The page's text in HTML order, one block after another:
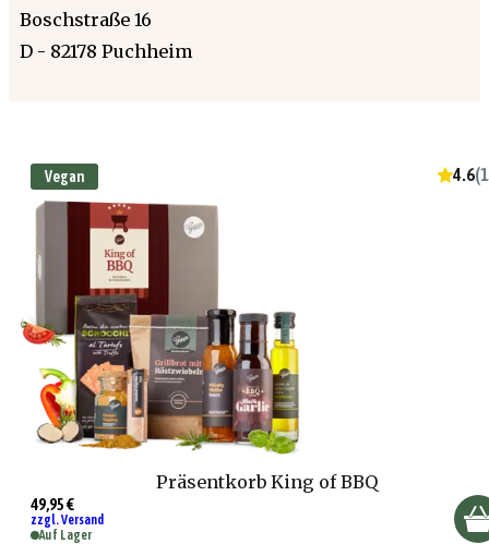
Boschstraße 16
D - 82178 Puchheim
Vegan 4.6(
Präsentkorb King of BBQ
49,95 €
zzgl. Versand
Auf Lager